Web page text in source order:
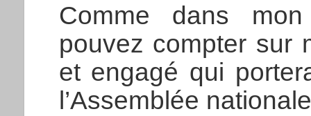
Comme dans
pouvez compter sur
et engagé qui
l’Assemblée